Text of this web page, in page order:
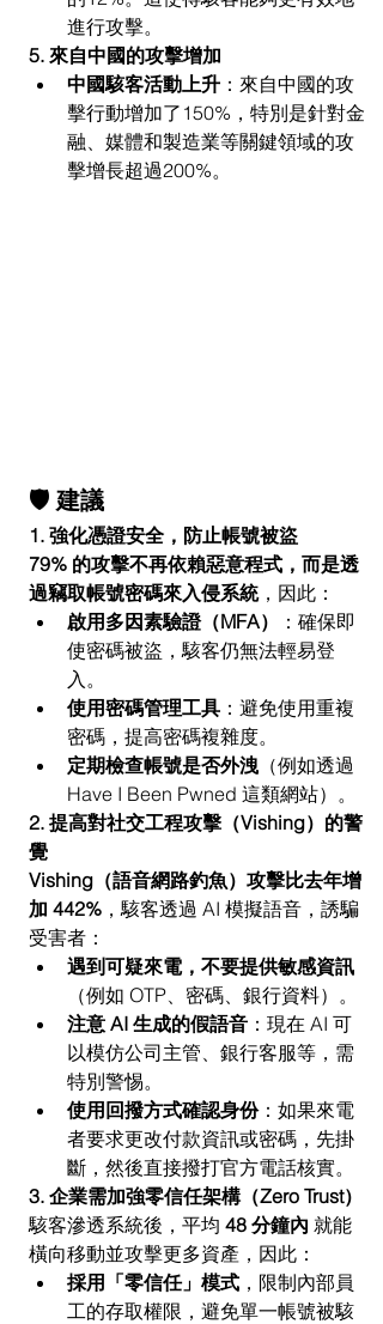
進行攻擊。
5. 來自中國的攻擊增加
中國駭客活動上升 ：來自中國的攻
擊行動增加了150%，特別是針對金
融、媒體和製造業等關鍵領域的攻
擊增長超過200%。
🛡 建議
1. 強化憑證安全，防止帳號被盜
79% 的攻擊不再依賴惡意程式，而是透
過竊取帳號密碼來入侵系統，因此：
啟用多因素驗證（MFA）
：確保即
使密碼被盜，駭客仍無法輕易登
入。
使用密碼管理工具 ：避免使用重複
密碼，提高密碼複雜度。
定期檢查帳號是否外洩 （例如透過
Have I Been Pwned 這類網站）。
2. 提高對社交工程攻擊（Vishing）的警
覺
Vishing（語音網路釣魚）攻擊比去年增
加 442% ，駭客透過 AI 模擬語音，誘騙
受害者：
遇到可疑來電，不要提供敏感資訊
（例如 OTP、密碼、銀行資料）。
注意 AI 生成的假語音 ：現在 AI 可
以模仿公司主管、銀行客服等，需
特別警惕。
使用回撥方式確認身份：如果來電
者要求更改付款資訊或密碼，先掛
斷，然後直接撥打官方電話核實。
3. 企業需加強零信任架構（Zero Trust）
駭客滲透系統後，平均 48 分鐘內 就能
橫向移動並攻擊更多資產，因此：
採用「零信任」模式 ，限制內部員
工的存取權限，避免單一帳號被駭